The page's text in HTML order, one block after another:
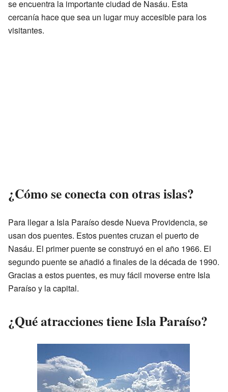
se encuentra la importante ciudad de Nasáu. Esta
cercanía hace que sea un lugar muy accesible para los
visitantes.
¿Cómo se conecta con otras islas?
Para llegar a Isla Paraíso desde Nueva Providencia, se
usan dos puentes. Estos puentes cruzan el puerto de
Nasáu. El primer puente se construyó en el año 1966. El
segundo puente se añadió a finales de la década de 1990.
Gracias a estos puentes, es muy fácil moverse entre Isla
Paraíso y la capital.
¿Qué atracciones tiene Isla Paraíso?